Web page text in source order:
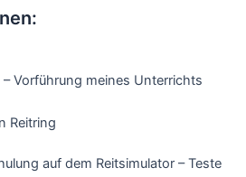
Vorführung meines Unterrichts
Reitring
auf dem Reitsimulator – Teste